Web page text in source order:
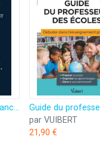
Quand les connaissances scientifiques revisitent l'éducation, l'enseignement et la vie scolaire
par VUIBERT
21,90 €